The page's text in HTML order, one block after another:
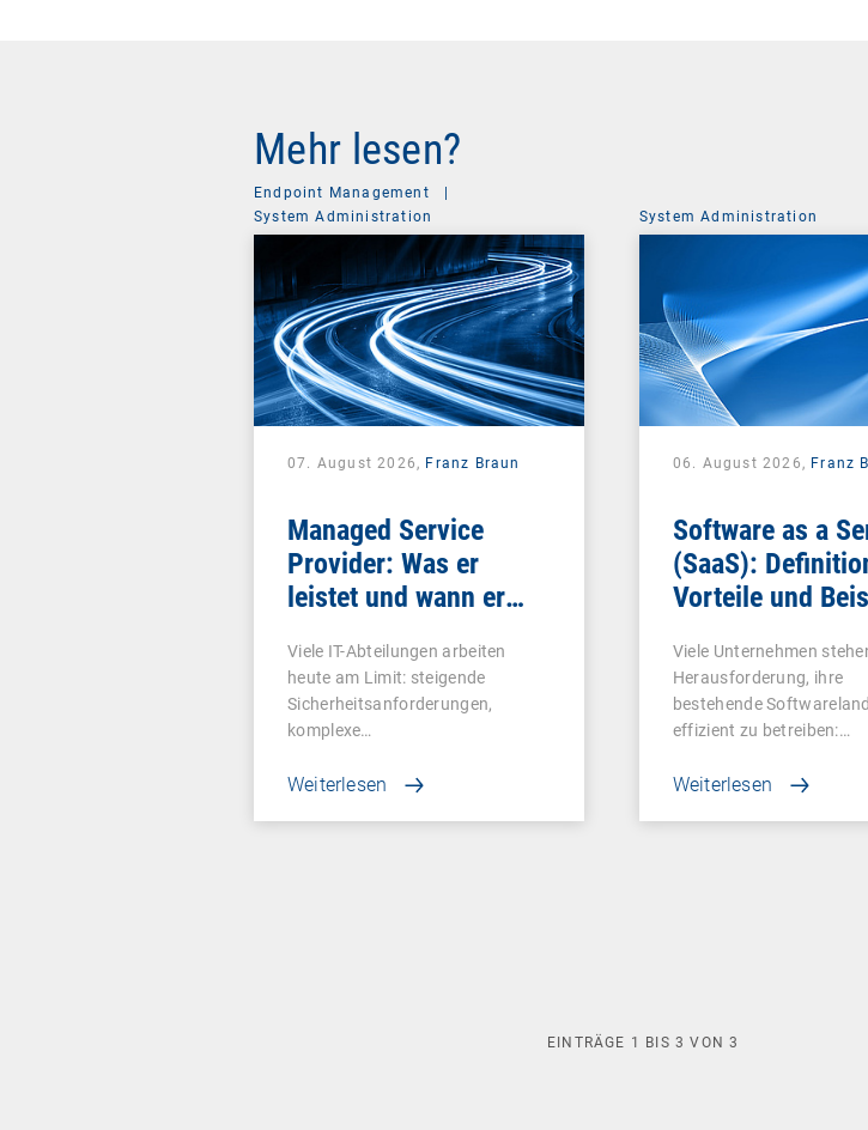
Mehr lesen?
Endpoint Management
System Administration
07. August 2026, Franz Braun
Managed Service
Provider: Was er
leistet und wann er
Viele IT-Abteilungen arbeiten
heute am Limit: steigende
Sicherheitsanforderungen,
komplexe…
Weiterlesen
System Administration
06. August 2026, Franz
Software as a
(SaaS):
Vorteile und
Viele Unternehmen
Herausforderung, ihre
bestehende
effizient zu betreiben:…
Weiterlesen
EINTRÄGE 1 BIS3 VON3